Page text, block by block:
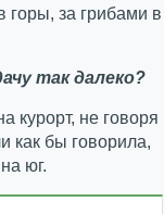
горы, за грибами в
так далеко?
курорт, не говоря
как бы говорила,
юг.